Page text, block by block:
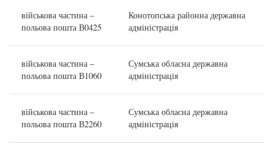
військова частина –
польова пошта В0425
Конотопська районна державна
адміністрація
військова частина –
польова пошта В1060
Сумська обласна державна
адміністрація
військова частина –
польова пошта В2260
Сумська обласна державна
адміністрація